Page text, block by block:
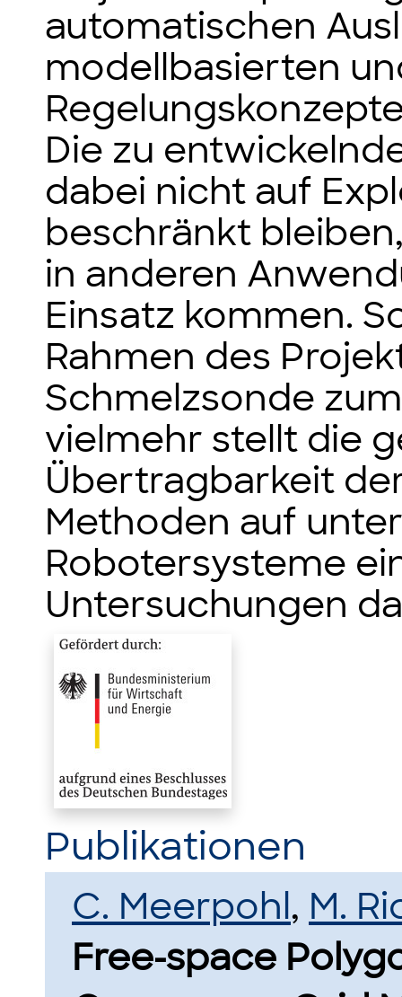
automatischen
modellbasierten
Die zu
dabei nicht auf
beschränkt
in anderen
Einsatz kommen.
Rahmen des
Schmelzsonde
vielmehr stellt die
Übertragbarkeit
Methoden auf
Robotersysteme
Untersuchungen
Publikationen
C. Meerpohl, M.
Free-space